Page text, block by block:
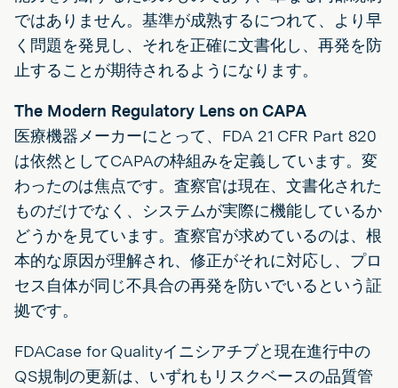
ではありません。基準が成熟するにつれて、より早
く問題を発見し、それを正確に文書化し、再発を防
止することが期待されるようになります。
The Modern Regulatory Lens on CAPA
医療機器メーカーにとって、FDA 21 CFR Part 820
は依然としてCAPAの枠組みを定義しています。変
わったのは焦点です。査察官は現在、文書化された
ものだけでなく、システムが実際に機能しているか
どうかを見ています。査察官が求めているのは、根
本的な原因が理解され、修正がそれに対応し、プロ
セス自体が同じ不具合の再発を防いでいるという証
拠です。
FDACase for Qualityイニシアチブと現在進行中の
QS規制の更新は、いずれもリスクベースの品質管